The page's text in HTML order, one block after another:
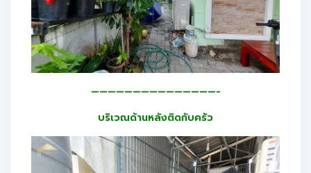
———————————————-
บริเวณด้านหลังติดกับครัว